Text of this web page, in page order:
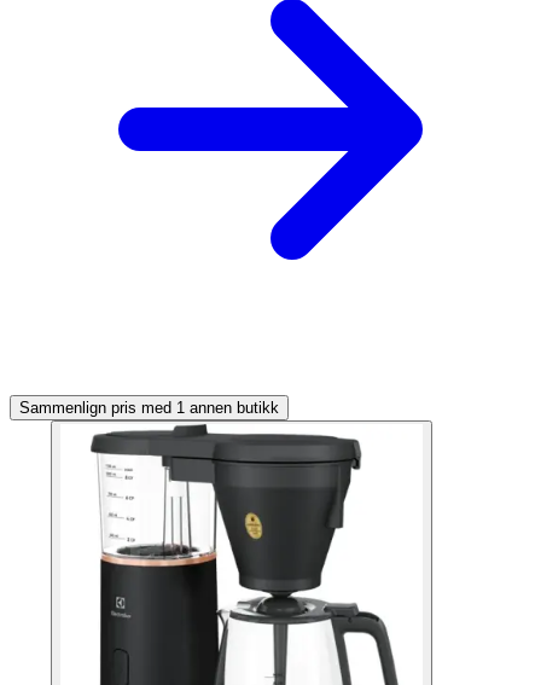
Sammenlign pris med 1 annen butikk